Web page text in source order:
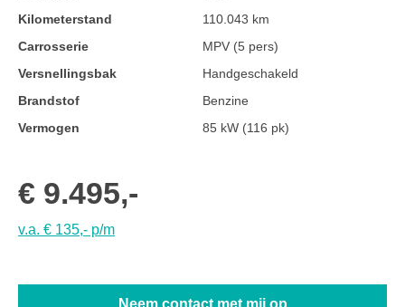
Kilometerstand
110.043 km
Carrosserie
MPV (5 pers)
Versnellingsbak
Handgeschakeld
Brandstof
Benzine
Vermogen
85 kW (116 pk)
€ 9.495,-
v.a. € 135,- p/m
Neem contact met mij op